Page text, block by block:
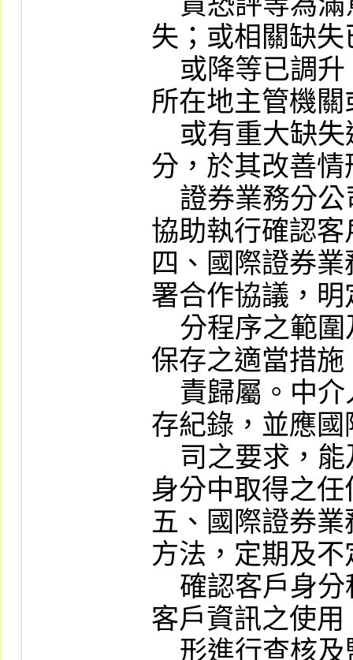
失；或相關缺
所在地主管機
分，於其改善
協助執行確認
四、國際證券
署合作協議，
保存之適當措
存紀錄，並應
身分中取得之
五、國際證券
方法，定期及
客戶資訊之使